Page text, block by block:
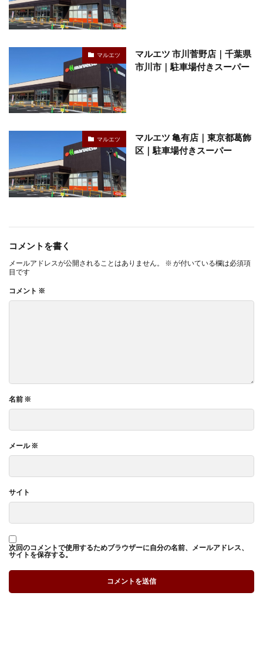
マルエツ
マルエツ 市川菅野店｜千葉県
市川市｜駐車場付きスーパー
マルエツ
マルエツ 亀有店｜東京都葛飾
区｜駐車場付きスーパー
コメントを書く
メールアドレスが公開されることはありません。 ※ が付いている欄は必須項
目です
コメント ※
名前 ※
メール※
サイト
次回のコメントで使用するためブラウザーに自分の名前、メールアドレス、
サイトを保存する。